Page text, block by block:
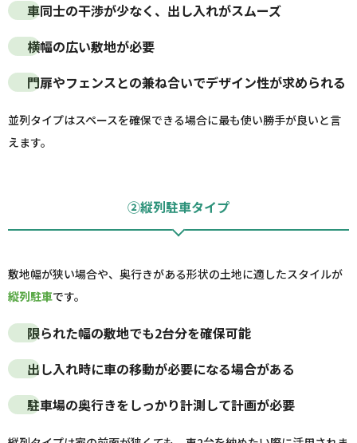
車同士の干渉が少なく、出し入れがスムーズ
横幅の広い敷地が必要
門扉やフェンスとの兼ね合いでデザイン性が求められる
並列タイプはスペースを確保できる場合に最も使い勝手が良いと言
えます。
②縦列駐車タイプ
敷地幅が狭い場合や、奥行きがある形状の土地に適したスタイルが
縦列駐車です。
限られた幅の敷地でも2台分を確保可能
出し入れ時に車の移動が必要になる場合がある
駐車場の奥行きをしっかり計測して計画が必要